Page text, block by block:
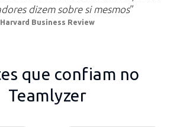
dizem sobre si mesmos”
Harvard Business Review
que confiam no
Teamlyzer